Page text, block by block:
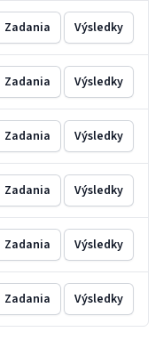
Zadania Výsledky
Zadania Výsledky
Zadania Výsledky
Zadania Výsledky
Zadania Výsledky
Zadania Výsledky